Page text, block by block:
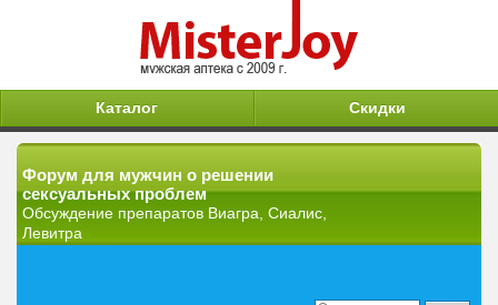
Каталог Скидки
Форум для мужчин о решении
сексуальных проблем
Обсуждение препаратов Виагра, Сиалис,
Левитра